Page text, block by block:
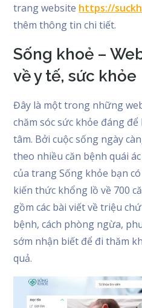
trang website https://
thêm thông tin chi tiết.
Sống khoẻ –
về y tế, sức khỏe
Đây là một trong những
chăm sóc sức khỏe đáng
tâm. Bởi cuộc sống ngày
theo nhiều căn bệnh quái
của trang Sống khỏe bạn
kiến thức khổng lồ về 700
gồm các bài viết về triệu
bệnh, cách phòng ngừa,
sớm nhận biết để đi thăm
quả.